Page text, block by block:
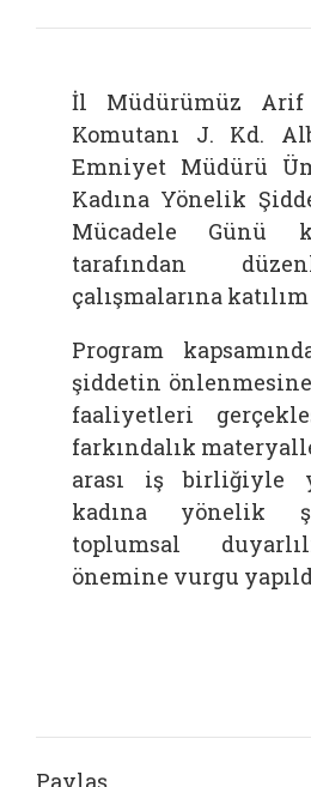
İl Müdürümüz
Komutanı J. Kd.
Emniyet Müdürü
Kadına Yönelik
Mücadele Günü
tarafından
çalışmalarına katılım
Program
şiddetin
faaliyetleri
farkındalık
arası iş birliğiyle
kadına yönelik
toplumsal
önemine vurgu
Paylaş